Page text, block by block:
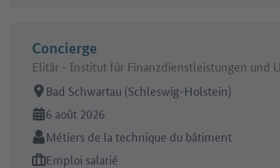
Concierge
Elitär - Institut für Finanzdienstleistungen und
Lieu de travail:
Bad Schwartau (Schleswig-Holstein)
En ligne depuis:
6 août 2026
Secteur:
Métiers de la technique du bâtiment
Type d'offre d'emploi:
Emploi salarié